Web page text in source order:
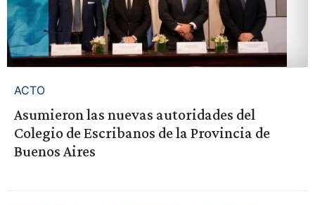
ACTO
Asumieron las nuevas autoridades del
Colegio de Escribanos de la Provincia de
Buenos Aires